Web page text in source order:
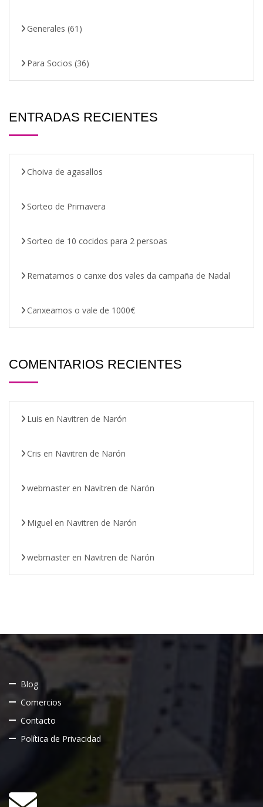
Generales (61)
Para Socios (36)
ENTRADAS RECIENTES
Choiva de agasallos
Sorteo de Primavera
Sorteo de 10 cocidos para 2 persoas
Rematamos o canxe dos vales da campaña de Nadal
Canxeamos o vale de 1000€
COMENTARIOS RECIENTES
Luis en Navitren de Narón
Cris en Navitren de Narón
webmaster en Navitren de Narón
Miguel en Navitren de Narón
webmaster en Navitren de Narón
Blog
Comercios
Contacto
Política de Privacidad